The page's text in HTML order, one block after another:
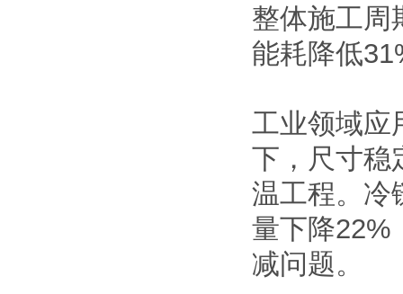
整体施工周
能耗降低
工业领域
下，尺寸稳
温工程。冷
量下降22%
减问题。